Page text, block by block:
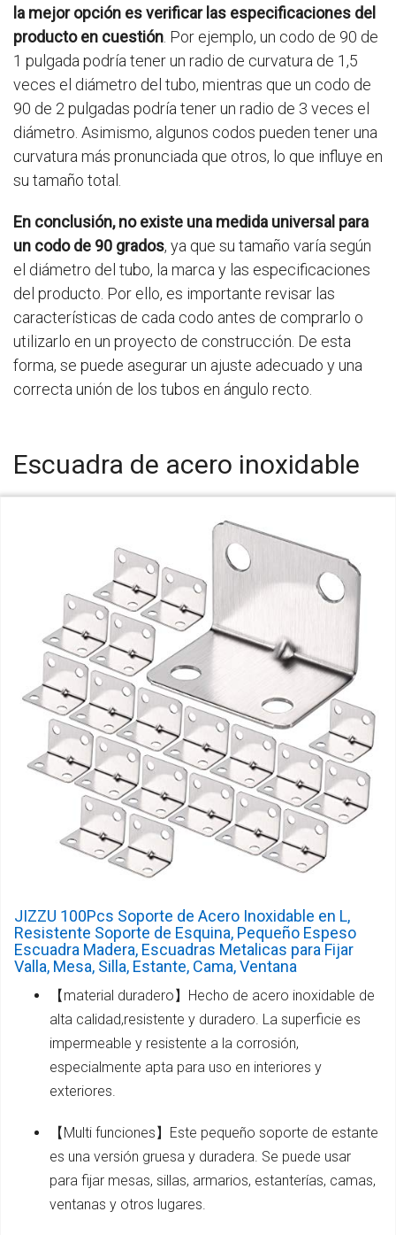
la mejor opción es verificar las especificaciones del
producto en cuestión. Por ejemplo, un codo de 90 de
1 pulgada podría tener un radio de curvatura de 1,5
veces el diámetro del tubo, mientras que un codo de
90 de 2 pulgadas podría tener un radio de 3 veces el
diámetro. Asimismo, algunos codos pueden tener una
curvatura más pronunciada que otros, lo que influye en
su tamaño total.
En conclusión, no existe una medida universal para
un codo de 90 grados, ya que su tamaño varía según
el diámetro del tubo, la marca y las especificaciones
del producto. Por ello, es importante revisar las
características de cada codo antes de comprarlo o
utilizarlo en un proyecto de construcción. De esta
forma, se puede asegurar un ajuste adecuado y una
correcta unión de los tubos en ángulo recto.
Escuadra de acero inoxidable
JIZZU 100Pcs Soporte de Acero Inoxidable en L,
Resistente Soporte de Esquina, Pequeño Espeso
Escuadra Madera, Escuadras Metalicas para Fijar
Valla, Mesa, Silla, Estante, Cama, Ventana
【material duradero】Hecho de acero inoxidable de
alta calidad,resistente y duradero. La superficie es
impermeable y resistente a la corrosión,
especialmente apta para uso en interiores y
exteriores.
【Multi funciones】Este pequeño soporte de estante
es una versión gruesa y duradera. Se puede usar
para fijar mesas, sillas, armarios, estanterías, camas,
ventanas y otros lugares.